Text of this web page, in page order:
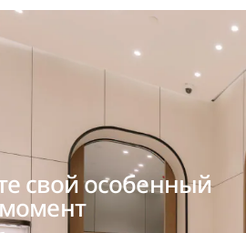
свой особенный
момент